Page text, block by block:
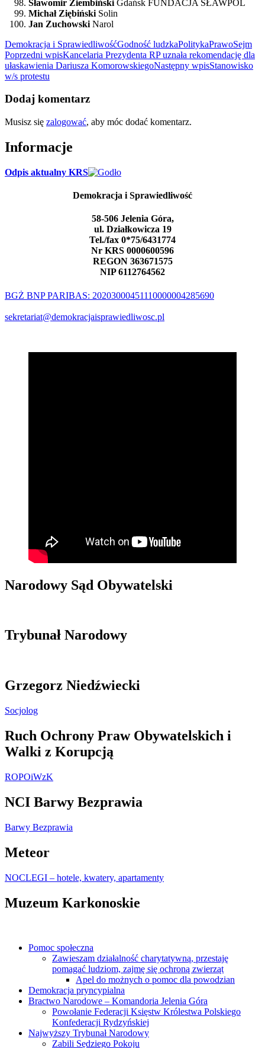
Sławomir Ziembiński Gdańsk FUNDACJA SŁAWPOL
Michał Ziębiński Solin
Jan Zuchowski Narol
Demokracja i SprawiedliwośćGodność ludzkaPolitykaPrawoSejm
Nawigacja
wpisu
Poprzedni wpisKancelaria Prezydenta RP uznała rekomendację dla
ułaskawienia Dariusza KomorowskiegoNastępny wpisStanowisko
w/s protestu
Dodaj komentarz
Musisz się zalogować, aby móc dodać komentarz.
Informacje
Odpis aktualny KRS
Demokracja i Sprawiedliwość
58-506 Jelenia Góra,
ul. Działkowicza 19
Tel./fax 0*75/6431774
Nr KRS 0000600596
REGON 363671575
NIP 6112764562
BGŻ BNP PARIBAS: 20203000451110000004285690
sekretariat@demokracjaisprawiedliwosc.pl
Narodowy Sąd Obywatelski
Trybunał Narodowy
Grzegorz Niedźwiecki
Socjolog
Ruch Ochrony Praw Obywatelskich i
Walki z Korupcją
ROPOiWzK
NCI Barwy Bezprawia
Barwy Bezprawia
Meteor
NOCLEGI – hotele, kwatery, apartamenty
Muzeum Karkonoskie
Pomoc społeczna
Zawieszam działalność charytatywną, przestaję
pomagać ludziom, zajmę się ochroną zwierząt
Apel do możnych o pomoc dla powodzian
Demokracja pryncypialna
Bractwo Narodowe – Komandoria Jelenia Góra
Powołanie Federacji Księstw Królestwa Polskiego
Konfederacji Rydzyńskiej
Najwyższy Trybunał Narodowy
Zabili Sędziego Pokoju